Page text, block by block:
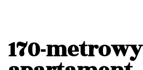
170-metrowy